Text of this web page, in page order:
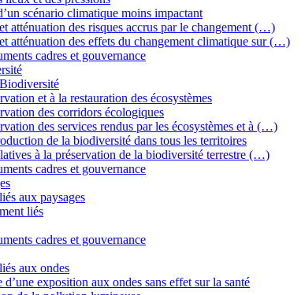
scénario climatique moins impactant
atténuation des risques accrus par le changement (…)
atténuation des effets du changement climatique sur (…)
cadres et gouvernance
et à la restauration des écosystèmes
des corridors écologiques
des services rendus par les écosystèmes et à (…)
de la biodiversité dans tous les territoires
à la préservation de la biodiversité terrestre (…)
cadres et gouvernance
aux paysages
liés
cadres et gouvernance
aux ondes
d’une exposition aux ondes sans effet sur la santé